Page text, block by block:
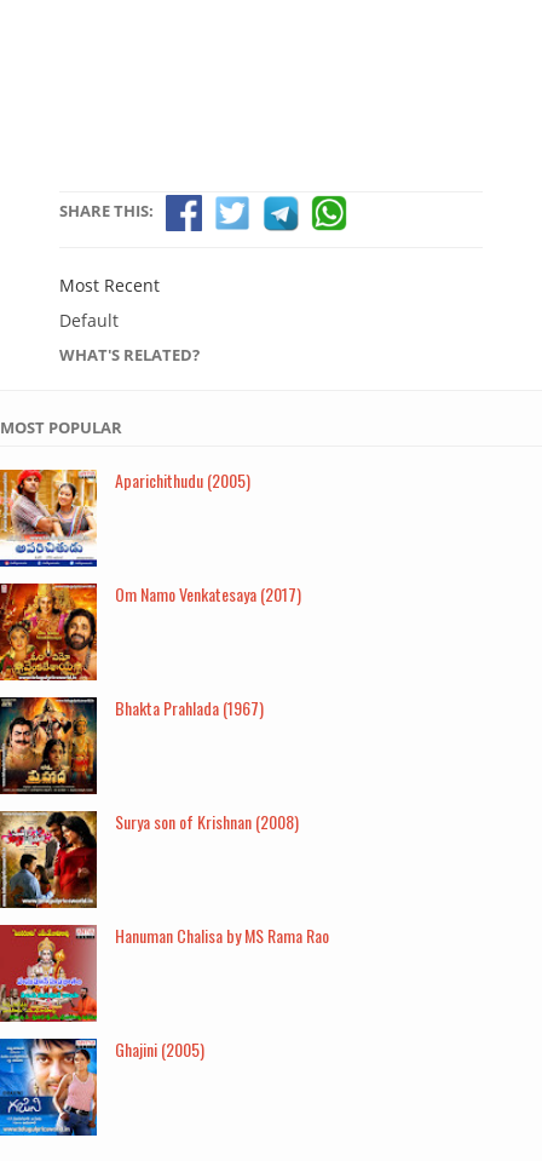
SHARE THIS:
Most Recent
Default
WHAT'S RELATED?
MOST POPULAR
Aparichithudu (2005)
Om Namo Venkatesaya (2017)
Bhakta Prahlada (1967)
Surya son of Krishnan (2008)
Hanuman Chalisa by MS Rama Rao
Ghajini (2005)